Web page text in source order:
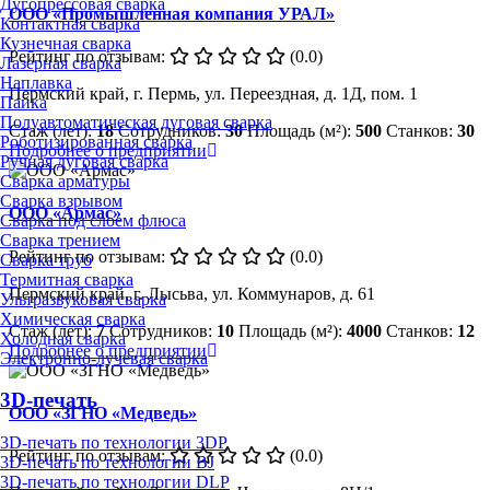
Контактная сварка
Кузнечная сварка
Лазерная сварка
Наплавка
Пайка
Полуавтоматическая дуговая сварка
Роботизированная сварка
Ручная дуговая сварка
Сварка арматуры
Сварка взрывом
Сварка под слоем флюса
Сварка трением
Сварка труб
Термитная сварка
Ультразвуковая сварка
Химическая сварка
Холодная сварка
Электронно-лучевая сварка
3D-печать
3D-печать по технологии 3DP
3D-печать по технологии BJ
3D-печать по технологии DLP
ООО «Промышленная компания УРАЛ»
Рейтинг по отзывам:
(0.0)
Пермский край, г. Пермь, ул. Переездная, д. 1Д, пом. 1
Стаж (лет):18 Сотрудников:30 Площадь (м²): 500 Станков: 30
Подробнее о предприятии
ООО «Армас»
Рейтинг по отзывам:
(0.0)
Пермский край, г. Лысьва, ул. Коммунаров, д. 61
Стаж (лет):7 Сотрудников: 10 Площадь (м²): 4000 Станков: 12
Подробнее о предприятии
ООО «ЗГНО «Медведь»
Рейтинг по отзывам:
(0.0)